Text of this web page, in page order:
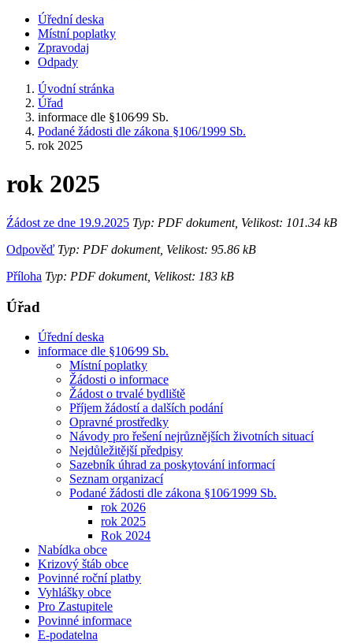
Úřední deska
Místní poplatky
Zpravodaj
Odpady
Úvodní stránka
Úřad
informace dle §106⁄99 Sb.
Podané žádosti dle zákona §106/1999 Sb.
rok 2025
rok 2025
Źádost ze dne 19.9.2025 Typ: PDF dokument, Velikost: 101.34 kB
Odpověď Typ: PDF dokument, Velikost: 95.86 kB
Příloha Typ: PDF dokument, Velikost: 183 kB
Úřad
Úřední deska
informace dle §106⁄99 Sb.
Místní poplatky
Žádosti o informace
Žádost o trvalé bydliště
Příjem žádostí a dalších podání
Opravné prostředky
Návody pro řešení nejrůznějších životních situací
Nejdůležitější předpisy
Sazebník úhrad za poskytování informací
Seznam organizací
Podané žádosti dle zákona §106⁄1999 Sb.
rok 2026
rok 2025
Rok 2024
Nabídka obce
Krizový štáb obce
Povinné roční platby
Vyhlášky obce
Pro Zastupitele
Povinné informace
E-podatelna